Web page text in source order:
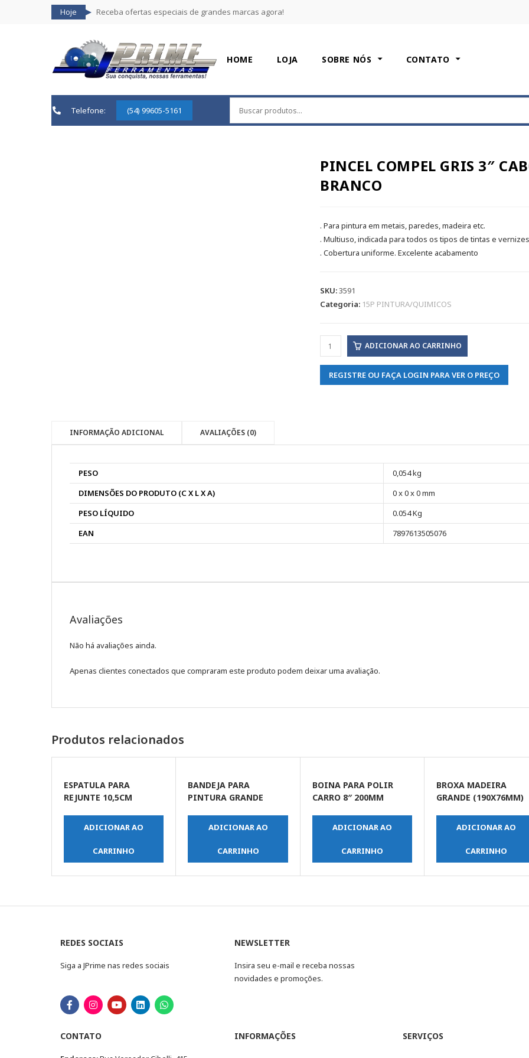
Hoje Receba ofertas especiais de grandes marcas agora!
HOME LOJA SOBRE NÓS CONTATO
Telefone: (54) 99605-5161
PINCEL COMPEL GRIS 3″
BRANCO
. Para pintura em metais, paredes, madeira etc.
. Multiuso, indicada para todos os tipos de tintas e vernizes
. Cobertura uniforme. Excelente acabamento
SKU:3591
Categoria: 15P PINTURA/QUIMICOS
ADICIONAR AO CARRINHO
REGISTRE OU FAÇA LOGIN PARA VER O PREÇO
INFORMAÇÃO ADICIONAL AVALIAÇÕES (0)
PESO
0,054 kg
DIMENSÕES DO PRODUTO (C X L X A)
0 x 0 x 0 mm
PESO LÍQUIDO
0.054 Kg
EAN
7897613505076
Avaliações
Não há avaliações ainda.
Apenas clientes conectados que compraram este produto podem deixar uma avaliação.
Produtos relacionados
ESPATULA PARA
REJUNTE 10,5CM
ADICIONAR AO
CARRINHO
BANDEJA PARA
PINTURA GRANDE
ADICIONAR AO
CARRINHO
BOINA PARA POLIR
CARRO 8″ 200MM
ADICIONAR AO
CARRINHO
BROXA MADEIRA
GRANDE (190X76MM)
ADICIONAR AO
CARRINHO
REDES SOCIAIS
Siga a JPrime nas redes sociais
NEWSLETTER
Insira seu e-mail e receba nossas
novidades e promoções.
CONTATO INFORMAÇÕES SERVIÇOS